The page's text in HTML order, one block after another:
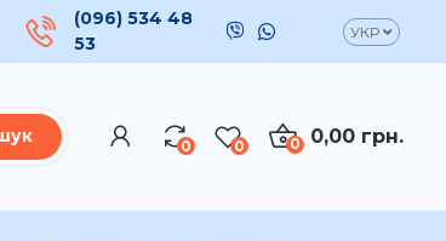
(096) 534 48
53
УКР
0 0 0,00 грн.
0